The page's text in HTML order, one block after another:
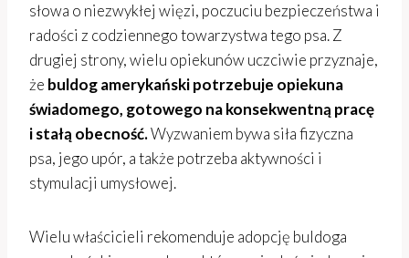
słowa o niezwykłej więzi, poczuciu bezpieczeństwa i
radości z codziennego towarzystwa tego psa. Z
drugiej strony, wielu opiekunów uczciwie przyznaje,
że buldog amerykański potrzebuje opiekuna
świadomego, gotowego na konsekwentną pracę
i stałą obecność.Wyzwaniem bywa siła fizyczna
psa, jego upór, a także potrzeba aktywności i
stymulacji umysłowej.
Wielu właścicieli rekomenduje adopcję buldoga